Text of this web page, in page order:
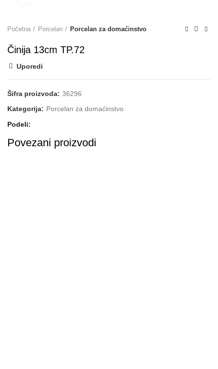
Početna Porcelan Porcelan za domaćinstvo
Činija 13cm TP.72
Uporedi
Šifra proizvoda: 36296
Kategorija: Porcelan za domaćinstvo
Podeli
Povezani proizvodi